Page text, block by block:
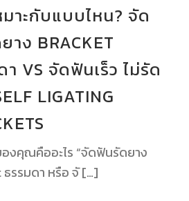
าะกับแบบไหน? จัด
าง BRACKET
า VS จัดฟันเร็ว ไม่รัด
LIGATING
งคุณคืออะไร “จัดฟันรัดยาง
ธรรมดา หรือ จั […]